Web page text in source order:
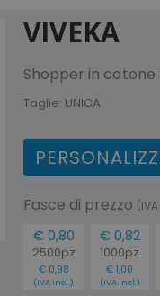
VIVEKA
Shopper in
Taglie: UNICA
Fasce di prezzo
€ 0,80
2500pz
€ 0,98
(IVA incl.)
€ 0,82
1000pz
€ 1,00
(IVA incl.)